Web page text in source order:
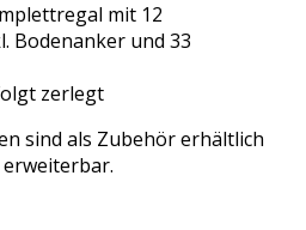
mit 12
Bodenanker und 33
zerlegt
sind als Zubehör erhältlich
erweiterbar.